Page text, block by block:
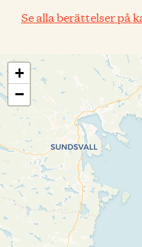
Se alla berättelser på
+
−